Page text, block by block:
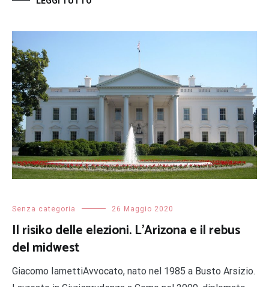
Senza categoria 26 Maggio 2020
Il risiko delle elezioni. L’Arizona e il rebus
del midwest
Giacomo IamettiAvvocato, nato nel 1985 a Busto Arsizio.